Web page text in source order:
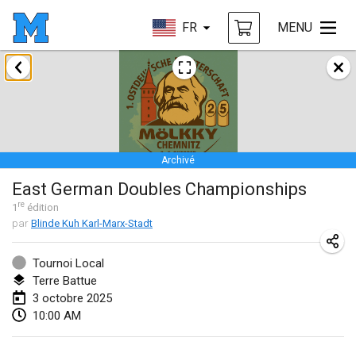
FR MENU
Archivé
East German Doubles Championships
1 re édition
par Blinde Kuh Karl-Marx-Stadt
Tournoi Local
Terre Battue
3 octobre 2025
10:00 AM
janvier 2025
Tournoi Mixte ASPTTOM
France
Indoor Polish Open 2025 - Singles
18 janv. 2025 |Pologne
Tournoi de St Max
19 janv. 2025|France
Indoor Polish Open 2025 - Doubles
19 janv. 2025
Tournoi de Mölkky - Lesfous Dubâtonvaigeois